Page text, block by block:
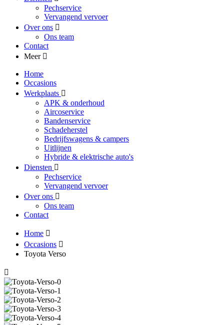
Pechservice
Vervangend vervoer
Over ons
Ons team
Contact
Meer
Home
Occasions
Werkplaats
APK & onderhoud
Aircoservice
Bandenservice
Schadeherstel
Bedrijfswagens & campers
Uitlijnen
Hybride & elektrische auto's
Diensten
Pechservice
Vervangend vervoer
Over ons
Ons team
Contact
Home
Occasions
Toyota Verso